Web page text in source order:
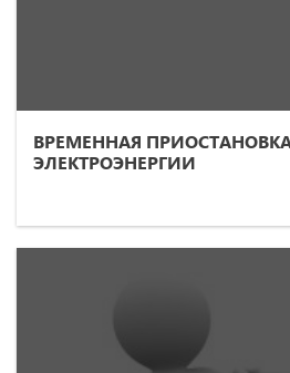
ВРЕМЕННАЯ
ЭЛЕКТРОЭНЕРГИИ